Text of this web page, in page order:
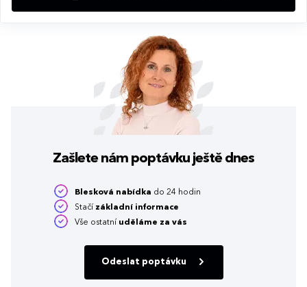
Zašlete nám poptávku ještě dnes
Blesková nabídka do 24 hodin
Stačí základní informace
Vše ostatní uděláme za vás
Odeslat poptávku